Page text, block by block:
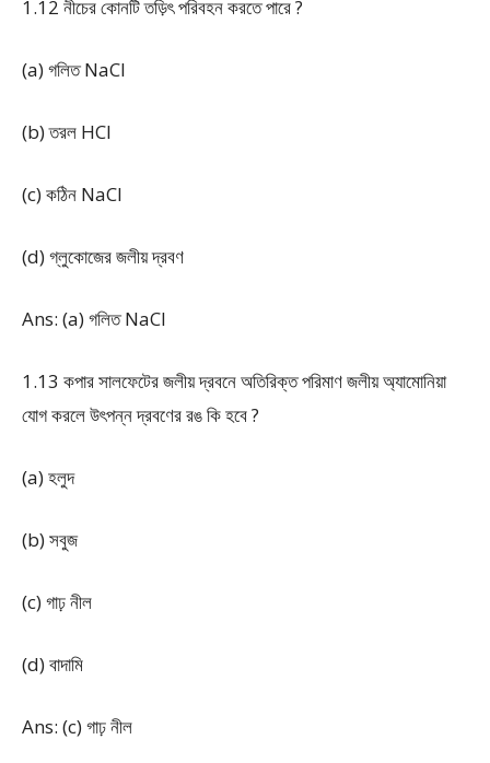
1.12 নীচের কোনটি তড়িৎ পরিবহন করতে পারে ?
(a) গলিত NaCl
(b) তরল HCl
(c) কঠিন NaCl
(d) গ্লুকোজের জলীয় দ্রবণ
Ans: (a) গলিত NaCl
1.13 কপার সালফেটের জলীয় দ্রবনে অতিরিক্ত পরিমাণ জলীয় অ্যামোনিয়া
যোগ করলে উৎপন্ন দ্রবণের রঙ কি হবে ?
(a) হলুদ
(b) সবুজ
(c) গাঢ় নীল
(d) বাদামি
Ans: (c) গাঢ় নীল